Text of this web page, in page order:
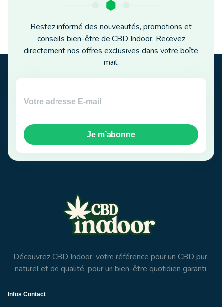
Restez informé des nouveautés, promotions et
conseils bien-être de CBD Indoor. Recevez
directement nos offres exclusives dans votre boîte
mail.
Je m’abonne
Découvrez CBD Indoor, votre référence pour un CBD pur,
naturel et de qualité, pour un bien-être quotidien garanti.
Infos Contact